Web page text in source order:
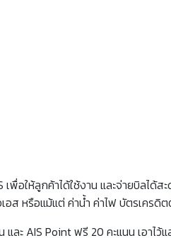
พื่อให้ลูกค้าได้ใช้งาน และจ่ายบิลไ
ส หรือแม้แต่ ค่าน้ำ ค่าไฟ บัตรเคร
ละ AIS Point ฟรี 20 คะแนน เอาไ